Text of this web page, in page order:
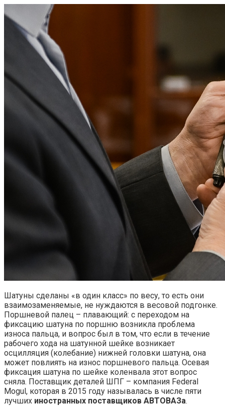
Шатуны сделаны «в один класс» по весу, то есть они
взаимозаменяемые, не нуждаются в весовой подгонке.
Поршневой палец – плавающий: с переходом на
фиксацию шатуна по поршню возникла проблема
износа пальца, и вопрос был в том, что если в течение
рабочего хода на шатунной шейке возникает
осцилляция (колебание) нижней головки шатуна, она
может повлиять на износ поршневого пальца. Осевая
фиксация шатуна по шейке коленвала этот вопрос
сняла. Поставщик деталей ШПГ – компания Federal
Mogul, которая в 2015 году называлась в числе пяти
лучших иностранных поставщиков АВТОВАЗа.